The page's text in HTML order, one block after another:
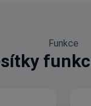
Funkce